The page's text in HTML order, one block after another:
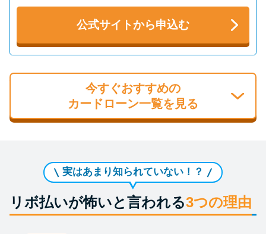
公式サイトから申込む
今すぐおすすめの
カードローン一覧を見る
実はあまり知られていない！？
リボ払いが怖いと言われる3つの理由